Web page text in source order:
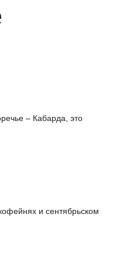
– Кабарда, это
и сентябрьском